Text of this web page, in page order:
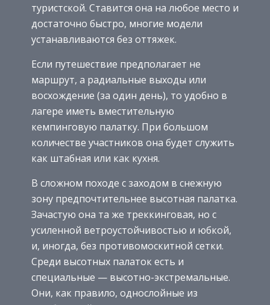
туристской. Ставится она на любое место и
достаточно быстро, многие модели
устанавливаются без оттяжек.
Если путешествие предполагает не
маршрут, а радиальные выходы или
восхождение (за один день), то удобно в
лагере иметь вместительную
кемпинговую палатку. При большом
количестве участников она будет служить
как штабная или как кухня.
В сложном походе с заходом в снежную
зону предпочтительнее высотная палатка.
Зачастую она та же треккинговая, но с
усиленной ветроустойчивостью и юбкой,
и, иногда, без противомоскитной сетки.
Среди высотных палаток есть и
специальные — высотно-экстремальные.
Они, как правило, однослойные из